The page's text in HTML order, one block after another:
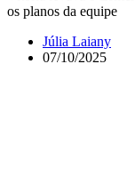
os planos da equipe
Júlia Laiany
07/10/2025